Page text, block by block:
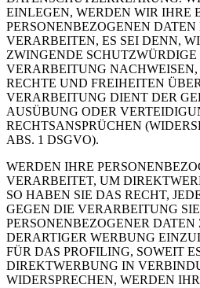
EINLEGEN, WERDEN WIR IHRE
PERSONENBEZOGENEN
VERARBEITEN, ES SEI DENN,
ZWINGENDE
VERARBEITUNG NACHWEISEN,
RECHTE UND FREIHEITEN
VERARBEITUNG DIENT DER
AUSÜBUNG ODER
RECHTSANSPRÜCHEN
ABS. 1 DSGVO).
WERDEN IHRE
VERARBEITET, UM
SO HABEN SIE DAS RECHT,
GEGEN DIE VERARBEITUNG
PERSONENBEZOGENER
DERARTIGER WERBUNG
FÜR DAS PROFILING, SOWEIT
DIREKTWERBUNG IN
WIDERSPRECHEN, WERDEN